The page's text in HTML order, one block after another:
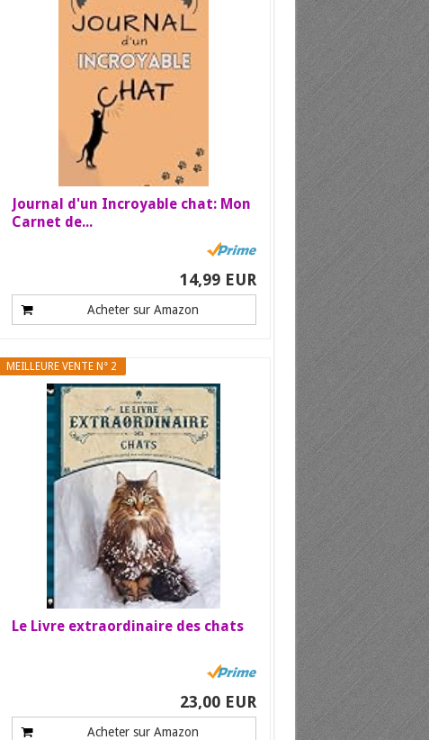
Journal d'un Incroyable chat: Mon
Carnet de...
14,99 EUR
Acheter sur Amazon
MEILLEURE VENTE N° 2
Le Livre extraordinaire des chats
23,00 EUR
Acheter sur Amazon